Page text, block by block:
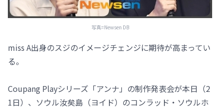
写真=Newsen DB
miss A出身のスジのイメージチェンジに期待が高まってい
る。
Coupang Playシリーズ「アンナ」の制作発表会が本日（2
1日）、ソウル汝矣島（ヨイド）のコンラッド・ソウルホ